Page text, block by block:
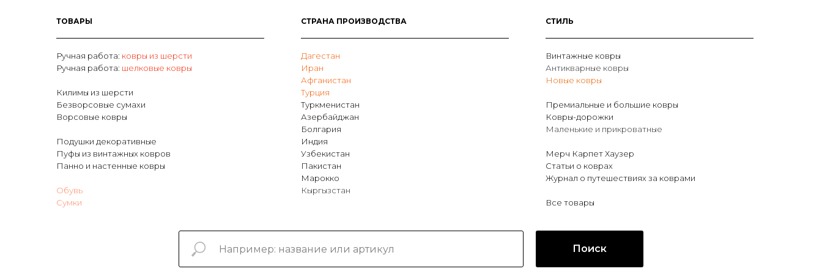
ТОВАРЫ
Ручная работа: ковры из шерсти
Ручная работа: шелковые ковры
Килимы из шерсти
Безворсовые сумахи
Ворсовые ковры
Подушки декоративные
Пуфы из винтажных ковров
Панно и настенные ковры
Обувь
Сумки
СТРАНА ПРОИЗВОДСТВА
Дагестан
Иран
Афганистан
Турция
Туркменистан
Азербайджан
Болгария
Индия
Узбекистан
Пакистан
Марокко
Кыргызстан
СТИЛЬ
Винтажные ковры
Антикварные ковры
Новые ковры
Премиальные и большие ковры
Ковры-дорожки
Маленькие и прикроватные
Мерч Карпет Хаузер
Статьи о коврах
Журнал о путешествиях за коврами
Все товары
Поиск